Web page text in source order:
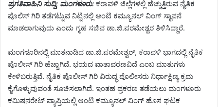
ಪ್ರಗತಿವಾಹಿನಿ ಸುದ್ದಿ; ಮಂಗಳೂರು: ಕರಾವಳಿ ಜಿಲ್ಲೆಗಳಲ್ಲಿ ಹೆಚ್ಚುತ್ತಿರುವ ನೈತಿಕ
ಪೊಲಿಸ್ ಗಿರಿ ತಡೆಗಟ್ಟುವ ನಿಟ್ಟಿನಲ್ಲಿ ಆಂಟಿ ಕಮ್ಯೂನಲ್ ವಿಂಗ್ ಸ್ಥಾಪನೆ
ಮಾಡಲಾಗುವುದು ಎಂದು ಗೃಹ ಸಚಿವ ಡಾ.ಜಿ.ಪರಮೇಶ್ವರ ತಿಳಿಸಿದ್ದಾರೆ.
ಮಂಗಳೂರಿನಲ್ಲಿ ಮಾತನಾಡಿದ ಡಾ.ಜಿ.ಪರಮೇಶ್ವರ್, ಕರಾವಳಿ ಭಾಗದಲ್ಲಿ ನೈತಿಕ
ಪೊಲೀಸ್ ಗಿರಿ ಹೆಚ್ಚಾಗಿದೆ. ಭಯದ ವಾತಾವರಣವಿದೆ ಎಂಬ ಮಾತುಗಳು
ಕೇಳಿಬರುತ್ತಿವೆ. ನೈತಿಕ ಪೊಲೀಸ್ ಗಿರಿ ವಿರುದ್ಧ ಪೊಲೀಸರು ನಿರ್ಧಾಕ್ಷಿಣ್ಯ ಕ್ರಮ
ಕೈಗೊಳ್ಳುವುವಂತೆ ಸೂಚಿಸಲಾಗಿದೆ. ಇಂತಹ ಪ್ರಕರಣ ತಡೆಯಲು ಮಂಗಳೂರು
ಕಮಿಷನರೇಟ್ ವ್ಯಾಪ್ತಿಯಲ್ಲಿ ಆಂಟಿ ಕಮ್ಯೂನಲ್ ವಿಂಗ್ ಹೊಸ ಘಟಕ